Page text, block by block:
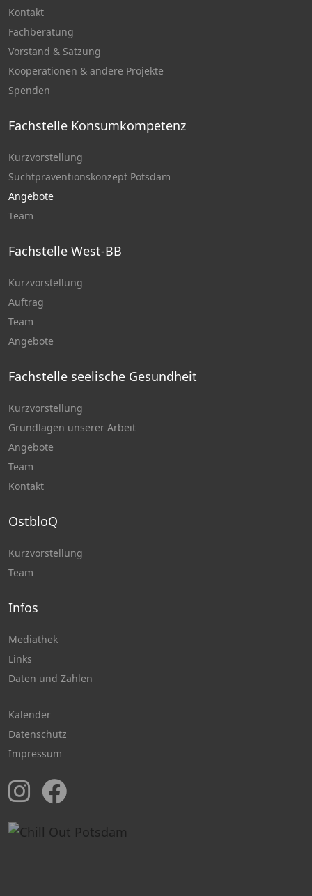
Kontakt
Fachberatung
Vorstand & Satzung
Kooperationen & andere Projekte
Spenden
Fachstelle Konsumkompetenz
Kurzvorstellung
Suchtpräventionskonzept Potsdam
Angebote
Team
Fachstelle West-BB
Kurzvorstellung
Auftrag
Team
Angebote
Fachstelle seelische Gesundheit
Kurzvorstellung
Grundlagen unserer Arbeit
Angebote
Team
Kontakt
OstbloQ
Kurzvorstellung
Team
Infos
Mediathek
Links
Daten und Zahlen
Kalender
Datenschutz
Impressum